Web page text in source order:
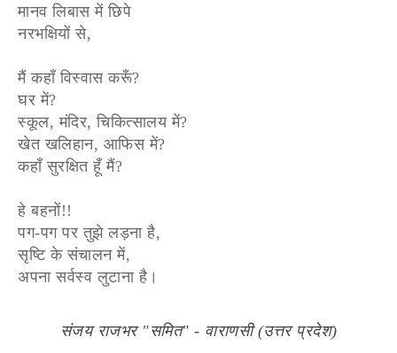
मानव लिबास में छिपे
नरभक्षियों से,
मैं कहाँ विस्वास करूँ?
घर में?
स्कूल, मंदिर, चिकित्सालय में?
खेत खलिहान, आफिस में?
कहाँ सुरक्षित हूँ मैं?
हे बहनों!!
पग-पग पर तुझे लड़ना है,
सृष्टि के संचालन में,
अपना सर्वस्व लुटाना है।
संजय राजभर "समित" - वाराणसी (उत्तर प्रदेश)